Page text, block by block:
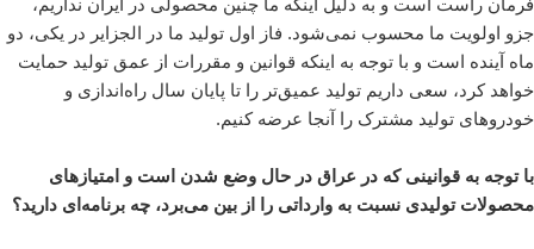
جزو اولویت ما محسوب نمی‌شود. فاز اول تولید ما در الجزایر در یکی، دو
ماه آینده است و با توجه به اینکه قوانین و مقررات از عمق تولید حمایت
خواهد کرد، سعی داریم تولید عمیق‌تر را تا پایان سال راه‌اندازی و
خودروهای تولید مشترک را آنجا عرضه کنیم.
با توجه به قوانینی که در عراق در حال وضع شدن است و امتیازهای
محصولات تولیدی نسبت به وارداتی را از بین می‌برد، چه برنامه‌ای دارید؟